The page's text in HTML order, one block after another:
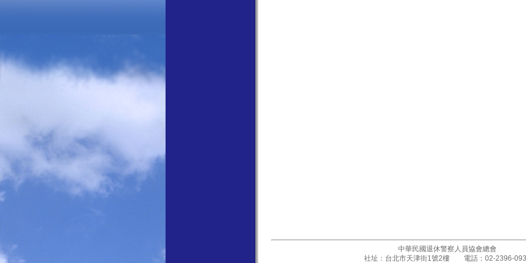
中華民國退休警察人員協會總會
社址：台北市天津街1號2樓 電話：02-2396-